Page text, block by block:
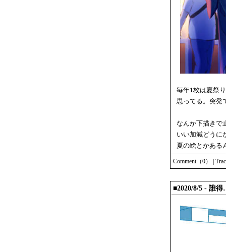
毎年1枚は夏祭
思ってる。突発
なんか下描きで
いい加減どう
夏の絵とかある
Comment（0）
■2020/8/5 - 誰